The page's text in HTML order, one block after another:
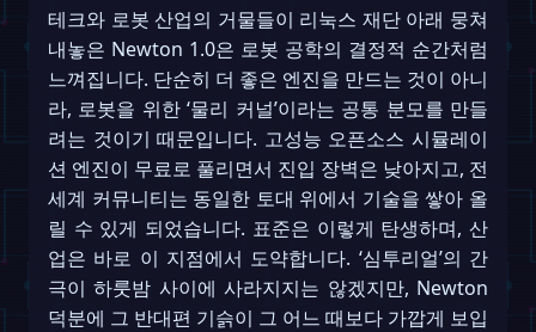
테크와 로봇 산업의 거물들이 리눅스 재단 아래 뭉쳐
내놓은 Newton 1.0은 로봇 공학의 결정적 순간처럼
느껴집니다. 단순히 더 좋은 엔진을 만드는 것이 아니
라, 로봇을 위한 ‘물리 커널’이라는 공통 분모를 만들
려는 것이기 때문입니다. 고성능 오픈소스 시뮬레이
션 엔진이 무료로 풀리면서 진입 장벽은 낮아지고, 전
세계 커뮤니티는 동일한 토대 위에서 기술을 쌓아 올
릴 수 있게 되었습니다. 표준은 이렇게 탄생하며, 산
업은 바로 이 지점에서 도약합니다. ‘심투리얼’의 간
극이 하룻밤 사이에 사라지지는 않겠지만, Newton
덕분에 그 반대편 기슭이 그 어느 때보다 가깝게 보입